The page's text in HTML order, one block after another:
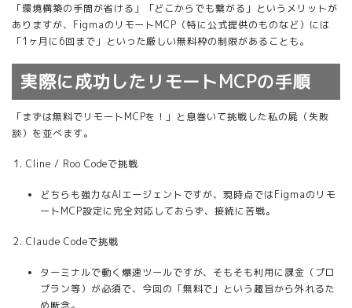
「環境構築の手間が省ける」「どこからでも繋がる」というメリットが
ありますが、FigmaのリモートMCP（特に公式提供のものなど）には
「1ヶ月に6回まで」といった厳しい無料枠の制限があることも。
実際に成功したリモートMCPの手順
「まずは無料でリモートMCPを！」と息巻いて挑戦した私の屍（失敗
談）を並べます。
Cline / Roo Codeで挑戦
どちらも強力なAIエージェントですが、現時点ではFigmaのリモ
ートMCP設定に完全対応しておらず、接続に苦戦。
Claude Codeで挑戦
ターミナルで動く爆速ツールですが、そもそも利用に課金（プロ
プラン等）が必須で、今回の「無料で」という趣旨から外れるた